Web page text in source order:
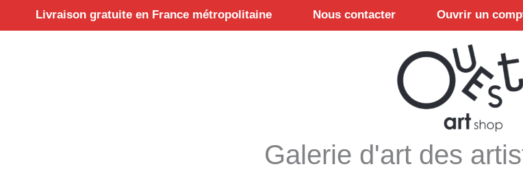
Livraison gratuite en France métropolitaine Nous contacter Ouvrir un
Galerie d'art des